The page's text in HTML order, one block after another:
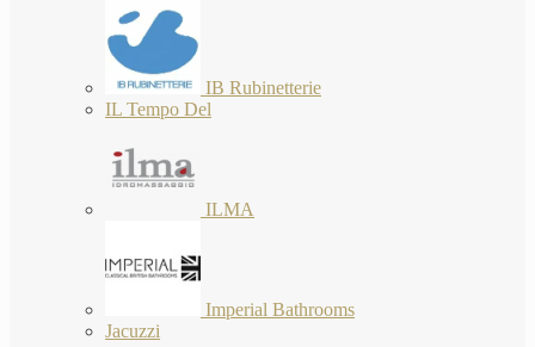
IB Rubinetterie
IL Tempo Del
ILMA
Imperial Bathrooms
Jacuzzi